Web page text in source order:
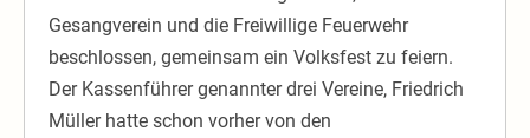
Gesangverein und die Freiwillige Feuerwehr
beschlossen, gemeinsam ein Volksfest zu feiern.
Der Kassenführer genannter drei Vereine, Friedrich
Müller hatte schon vorher von den